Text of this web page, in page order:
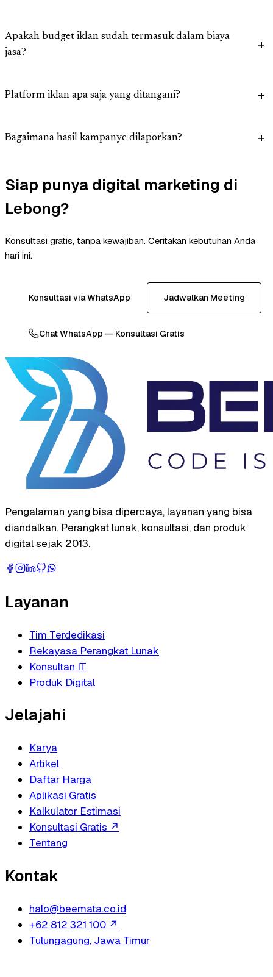
Apakah budget iklan sudah termasuk dalam biaya
jasa?
Platform iklan apa saja yang ditangani?
Bagaimana hasil kampanye dilaporkan?
Siap punya digital marketing di
Lebong?
Konsultasi gratis, tanpa kewajiban. Ceritakan kebutuhan Anda
hari ini.
Konsultasi via WhatsApp Jadwalkan Meeting
Chat WhatsApp — Konsultasi Gratis
Pengalaman yang bisa dipercaya, layanan yang bisa
diandalkan. Perangkat lunak, konsultasi, dan produk
digital sejak 2013.
Layanan
Tim Terdedikasi
Rekayasa Perangkat Lunak
Konsultan IT
Produk Digital
Jelajahi
Karya
Artikel
Daftar Harga
Aplikasi Gratis
Kalkulator Estimasi
Konsultasi Gratis ↗
Tentang
Kontak
halo@beemata.co.id
+62 812 321 100 ↗
Tulungagung, Jawa Timur